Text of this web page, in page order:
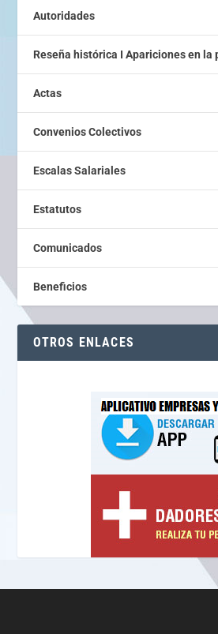
Autoridades
Reseña histórica I Apariciones en la
Actas
Convenios Colectivos
Escalas Salariales
Estatutos
Comunicados
Beneficios
OTROS ENLACES